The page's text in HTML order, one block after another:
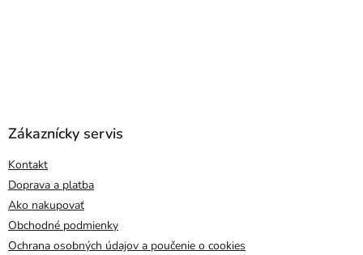
Zákaznícky servis
Kontakt
Doprava a platba
Ako nakupovať
Obchodné podmienky
Ochrana osobných údajov a poučenie o cookies